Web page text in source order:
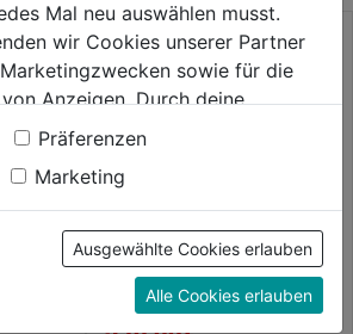
HM-Bandsägeblatt
3850x27mm für STBS-500
0.0 (0)
Mal neu auswählen musst.
wir Cookies unserer Partner
sowie für die
Anzeigen. Durch deine
die Daten von Drittanbieter,
in den USA, verarbeitet.
Cookies erlauben" stimmst du
Cookies zu. Unter "Details
du alle Infos zu den
Cookies, unter "Cookies
du auswählen, welche Cookies
und welche nicht.
Präferenzen
Marketing
Ausgewählte Cookies erlauben
Alle Cookies erlauben